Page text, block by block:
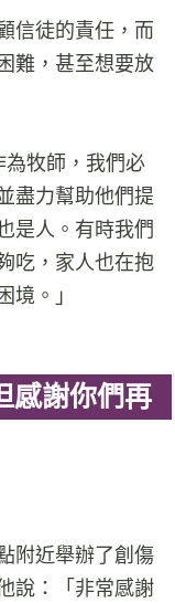
信徒的責任，而
難，甚至想要放
牧師，我們必
盡力幫助他們提
是人。有時我們
吃，家人也在抱
。」
感謝你們再
附近舉辦了創傷
說：「非常感謝